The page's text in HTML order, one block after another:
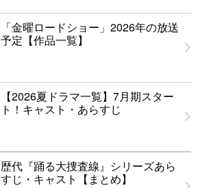
「金曜ロードショー」2026年の放送
予定【作品一覧】
【2026夏ドラマ一覧】7月期スター
ト！キャスト・あらすじ
歴代『踊る大捜査線』シリーズあら
すじ・キャスト【まとめ】